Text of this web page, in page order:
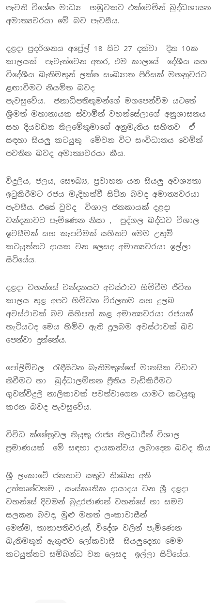
පැවති විශේෂ මාධ්‍ය හමුවකට එක්වෙමින් බුද්ධශාසන
අමාත්‍යවරයා මේ බව පැවසීය.
දළදා ප්‍රදර්ශනය අප්‍රේල් 18 සිට 27 දක්වා දින 10ක
කාලයක් පැවැත්වෙන අතර, එම කාලයේ දේශීය සහ
විදේශීය බැතිමතුන් ලක්ෂ සංඛ්‍යාත පිරිසක් මහනුවරට
ළඟාවීමට නියමිත බවද
පැවසුවේය. ජනාධිපතිතුමන්ගේ මගපෙන්වීම යටතේ
ශ්‍රීමත් මහානායක ස්වාමීන් වහන්සේලාගේ අනුශාසනය
සහ දියවඩන නිලමේතුමාගේ අනුමැතිය සහිතව ඒ
සඳහා සියලු කටයුතු මේවන විට සංවිධානය වෙමින්
පවතින බවද අමාත්‍යවරයා කීය.
විදුලිය, ජලය, සෞඛ්‍ය, ප්‍රවාහන යන සියලු අවශ්‍යතා
ඉටුකිරීමට රජය මැදිහත්වී සිටින බවද අමාත්‍යවරයා
පැවසීය. එසේ වුවද විශාල ජනකායක් දළදා
වන්දනාවට පැමිණෙන නිසා , පුද්ගල බද්ධව විශාල
ඉවසීමක් සහ කැපවීමක් සහිතව මෙම උතුම්
කටයුත්තට දායක වන ලෙසද අමාත්‍යවරයා ඉල්ලා
සිටියේය.
දළදා වහන්සේ වන්දනයට අවස්ථාව හිමිවීම ජීවිත
කාලය තුළ අපට හිමිවන විරලතම සහ දුලබ
අවස්ථාවක් බව සිහිපත් කළ අමාත්‍යවරයා රජයක්
හැටියටද මෙය හිමිව ඇති දුලබම අවස්ථාවක් බව
පෙන්වා දුන්නේය.
පෝලිම්වල රැඳීසිටන බැතිමතුන්ගේ මානසික විඩාව
නිවීමට හා බුද්ධාලම්භන ප්‍රීතිය වැඩිකිරීමට
ගුවන්විදුලි නාලිකාවක් පවත්වාගෙන යාමට කටයුතු
කරන බවද පැවසුවේය.
විවිධ ක්ෂේත්‍රවල නියුතු රාජ්‍ය නිලධාරීන් විශාල
ප්‍රමාණයක් මේ සඳහා දායකත්වය ලබාදෙන බවද කිය
ශ්‍රී ලංකාවේ ජනතාව සතුව තිබෙන අති
උත්කෘෂ්ටතම , සංස්කෘතික දායාදය වන ශ්‍රී දළදා
වහන්සේ දිවමන් බුදුරජාණන් වහන්සේ හා සමව
සලකන බවද, මුළු මහත් ලංකාවාසීන්
මෙන්ම, තානාපතිවරුන්, විදේශ වලින් පැමිණෙන
බැතිමතුන් ඇතුළුව ලෝකවාසී සියලුදෙනා මෙම
කටයුත්තට සම්බන්ධ වන ලෙසද ඉල්ලා සිටියේය.